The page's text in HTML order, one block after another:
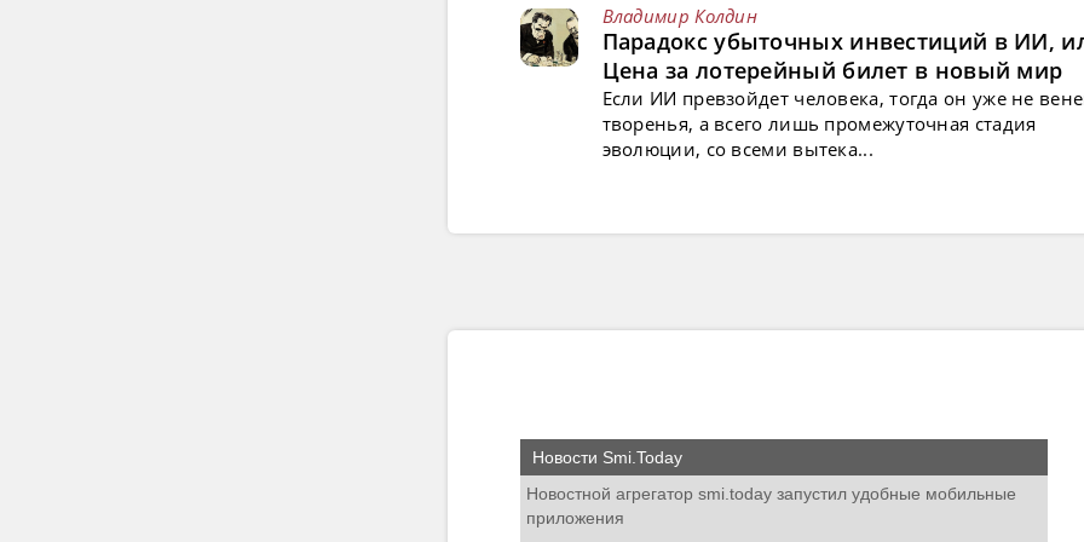
Владимир Колдин
Парадокс убыточных инвестиций в ИИ,
Цена за лотерейный билет в новый мир
Если ИИ превзойдет человека, тогда он уже не
творенья, а всего лишь промежуточная стадия
эволюции, со всеми вытека...